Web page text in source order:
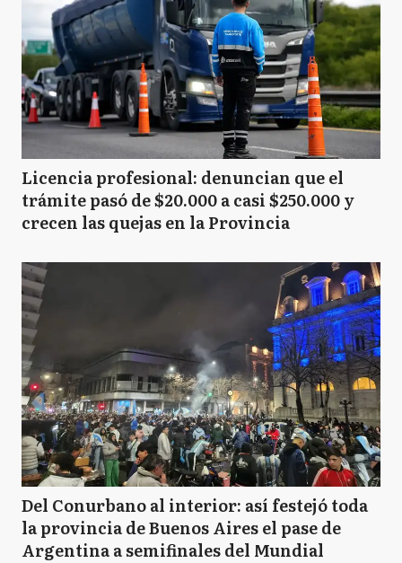
Licencia profesional: denuncian que el
trámite pasó de $20.000 a casi $250.000 y
crecen las quejas en la Provincia
Del Conurbano al interior: así festejó toda
la provincia de Buenos Aires el pase de
Argentina a semifinales del Mundial